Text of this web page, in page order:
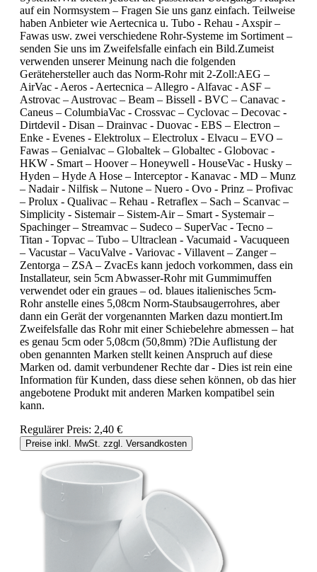
auf ein Normsystem – Fragen Sie uns ganz einfach. Teilweise
haben Anbieter wie Aertecnica u. Tubo - Rehau - Axspir –
Fawas usw. zwei verschiedene Rohr-Systeme im Sortiment –
senden Sie uns im Zweifelsfalle einfach ein Bild.Zumeist
verwenden unserer Meinung nach die folgenden
Gerätehersteller auch das Norm-Rohr mit 2-Zoll:AEG –
AirVac - Aeros - Aertecnica – Allegro - Alfavac - ASF –
Astrovac – Austrovac – Beam – Bissell - BVC – Canavac -
Caneus – ColumbiaVac - Crossvac – Cyclovac – Decovac -
Dirtdevil - Disan – Drainvac - Duovac - EBS – Electron –
Enke - Evenes - Elektrolux – Electrolux - Elvacu – EVO –
Fawas – Genialvac – Globaltek – Globaltec - Globovac -
HKW - Smart – Hoover – Honeywell - HouseVac - Husky –
Hyden – Hyde A Hose – Interceptor - Kanavac - MD – Munz
– Nadair - Nilfisk – Nutone – Nuero - Ovo - Prinz – Profivac
– Prolux - Qualivac – Rehau - Retraflex – Sach – Scanvac –
Simplicity - Sistemair – Sistem-Air – Smart - Systemair –
Spachinger – Streamvac – Sudeco – SuperVac - Tecno –
Titan - Topvac – Tubo – Ultraclean - Vacumaid - Vacuqueen
– Vacustar – VacuValve - Variovac - Villavent – Zanger –
Zentorga – ZSA – ZvacEs kann jedoch vorkommen, dass ein
Installateur, sein 5cm Abwasser-Rohr mit Gummimuffen
verwendet oder ein graues – od. blaues italienisches 5cm-
Rohr anstelle eines 5,08cm Norm-Staubsaugerrohres, aber
dann ein Gerät der vorgenannten Marken dazu montiert.Im
Zweifelsfalle das Rohr mit einer Schiebelehre abmessen – hat
es genau 5cm oder 5,08cm (50,8mm) ?Die Auflistung der
oben genannten Marken stellt keinen Anspruch auf diese
Marken od. damit verbundener Rechte dar - Dies ist rein eine
Information für Kunden, dass diese sehen können, ob das hier
angebotene Produkt mit anderen Marken kompatibel sein
kann.
Regulärer Preis: 2,40 €
Preise inkl. MwSt. zzgl. Versandkosten